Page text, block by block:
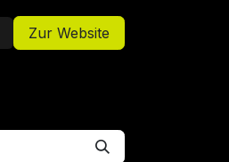
Zur Website